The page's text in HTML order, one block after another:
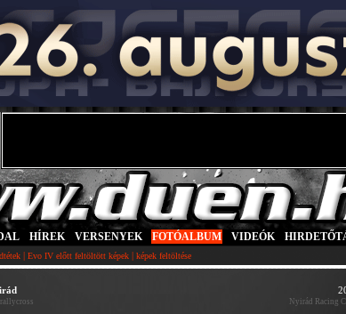
HÍREK VERSENYEK FOTÓALBUM VIDEÓK
| Evo IV előtt feltöltött képek | képek feltöltése
Nyirád Racing